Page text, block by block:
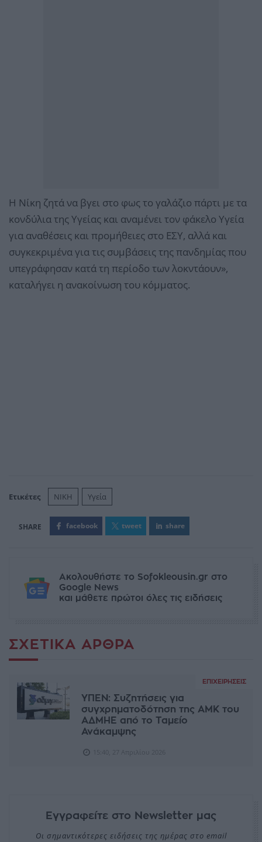
Η Νίκη ζητά να βγει στο φως το γαλάζιο πάρτι με τα
κονδύλια της Υγείας και αναμένει τον φάκελο Υγεία
για αναθέσεις και προμήθειες στο ΕΣΥ, αλλά και
συγκεκριμένα για τις συμβάσεις της πανδημίας που
υπεγράφησαν κατά τη περίοδο των λοκντάουν»,
καταλήγει η ανακοίνωση του κόμματος.
Ετικέτες NIKH Υγεία
facebook tweet share
Ακολουθήστε το Sofokleousin.gr στο
Google News
και μάθετε πρώτοι όλες τις ειδήσεις
ΣΧΕΤΙΚΆ ΆΡΘΡΑ
ΕΠΙΧΕΙΡΉΣΕΙΣ
ΥΠΕΝ: Συζητήσεις για
συγχρηματοδότηση της ΑΜΚ του
ΑΔΜΗΕ από το Ταμείο
Ανάκαμψης
Εγγραφείτε στο Newsletter μας
Οι σημαντικότερες ειδήσεις της ημέρας στο email